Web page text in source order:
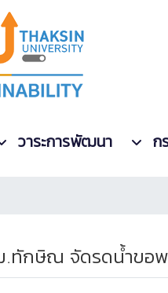
วาระการพัฒนา ก
.ทักษิณ จัดรดน้ำขอ